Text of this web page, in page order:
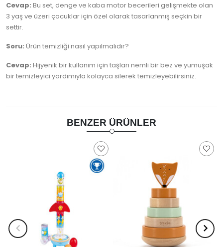
Cevap: Bu set, denge ve kaba motor becerileri gelişmekte olan
3 yaş ve üzeri çocuklar için özel olarak tasarlanmış seçkin bir
settir.
Soru: Ürün temizliği nasıl yapılmalıdır?
Cevap: Hijyenik bir kullanım için taşları nemli bir bez ve yumuşak
bir temizleyici yardımıyla kolayca silerek temizleyebilirsiniz.
BENZER ÜRÜNLER